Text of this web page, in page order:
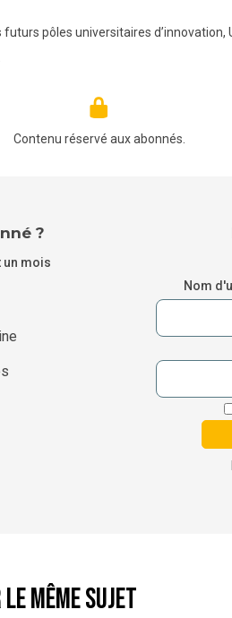
pôles universitaires
Contenu réservé aux abonnés.
?
un mois
Nom
même sujet